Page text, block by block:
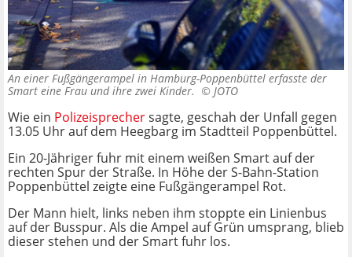
An einer Fußgängerampel in Hamburg-Poppenbüttel erfasste der
Smart eine Frau und ihre zwei Kinder. © JOTO
Wie ein Polizeisprechersagte, geschah der Unfall gegen
13.05 Uhr auf dem Heegbarg im Stadtteil Poppenbüttel.
Ein 20-Jähriger fuhr mit einem weißen Smart auf der
rechten Spur der Straße. In Höhe der S-Bahn-Station
Poppenbüttel zeigte eine Fußgängerampel Rot.
Der Mann hielt, links neben ihm stoppte ein Linienbus
auf der Busspur. Als die Ampel auf Grün umsprang, blieb
dieser stehen und der Smart fuhr los.